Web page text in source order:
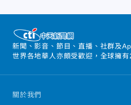
新聞、影音、節目、直播、社群及
世界各地華人亦頗受歡迎，全球擁有
關於我們